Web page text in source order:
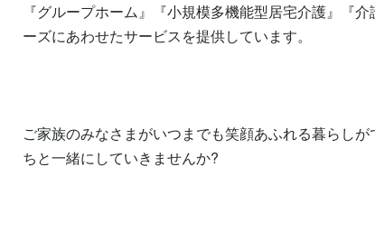
『グループホーム』『小規模多機能型居宅介護』『
ーズにあわせたサービスを提供しています。
ご家族のみなさまがいつまでも笑顔あふれる暮らし
ちと一緒にしていきませんか?